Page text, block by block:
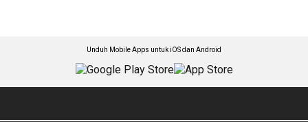
Unduh Mobile Apps untuk iOS dan Android